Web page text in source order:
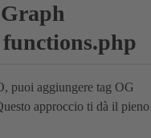
puoi aggiungere tag OG
approccio ti dà il pieno